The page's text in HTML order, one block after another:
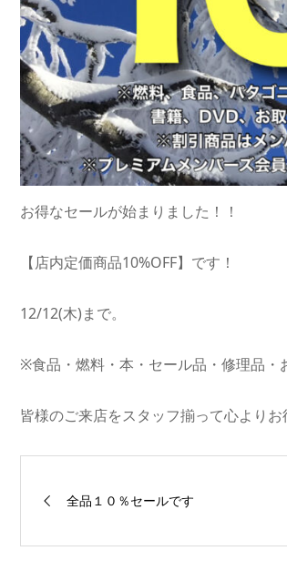
お得なセールが始まりました！！
【店内定価商品10%OFF】です！
12/12(木)まで。
※食品・燃料・本・セール品・修理品・
皆様のご来店をスタッフ揃って心よりお
全品１０％セールです